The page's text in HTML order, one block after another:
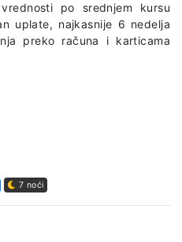
po srednjem kursu
uplate, najkasnije 6 nedelja
preko računa i karticama
7 noći